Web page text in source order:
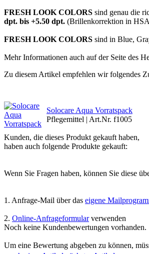
FRESH LOOK COLORS sind genau die
dpt. bis +5.50 dpt. (Brillenkorrektion in
FRESH LOOK COLORS sind in Blue,
Mehr Informationen auch auf der Seite des
Zu diesem Artikel empfehlen wir folgendes
Solocare Aqua Vorratspack
Pflegemittel | Art.Nr. f1005
Kunden, die dieses Produkt gekauft haben,
haben auch folgende Produkte gekauft:
Wenn Sie Fragen haben, können Sie diese
1. Anfrage-Mail über das eigene
2. Online-Anfrageformularverwenden
Noch keine Kundenbewertungen vorhanden.
Um eine Bewertung abgeben zu können,